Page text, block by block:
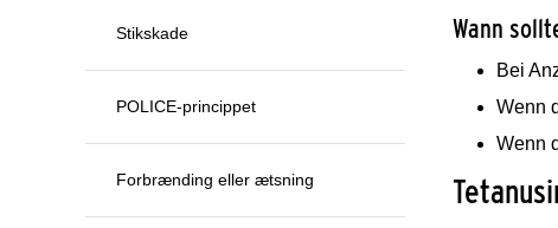
Stikskade
POLICE-princippet
Forbrænding eller ætsning
Wann
Bei
Wenn
Wenn